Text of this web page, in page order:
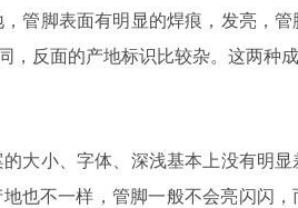
脚表面有明显的焊痕，发亮，管
反面的产地标识比较杂。这两种成
小、字体、深浅基本上没有明显
也不一样，管脚一般不会亮闪闪